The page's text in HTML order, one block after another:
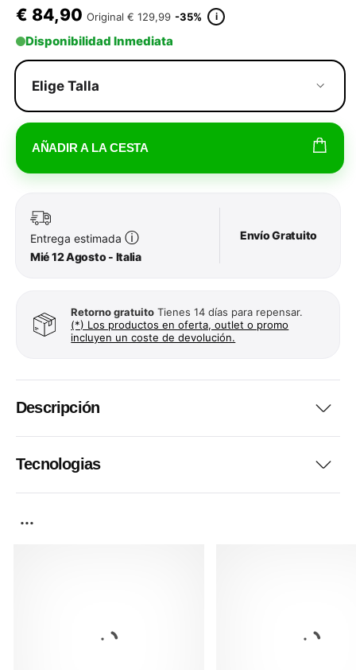
€ 84,90 Original € 129,99 -35% i
Disponibilidad Inmediata
Elige Talla
AÑADIR A LA CESTA
Entrega estimada ⓘ
Mié 12 Agosto - Italia
Envío Gratuito
Retorno gratuito Tienes 14 días para repensar.
(*) Los productos en oferta, outlet o promo
incluyen un coste de devolución.
Descripción
Tecnologias
...